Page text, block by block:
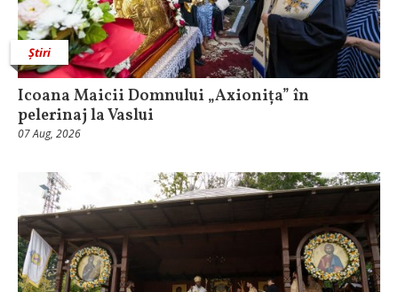
Știri
Icoana Maicii Domnului „Axionița” în
pelerinaj la Vaslui
07 Aug, 2026